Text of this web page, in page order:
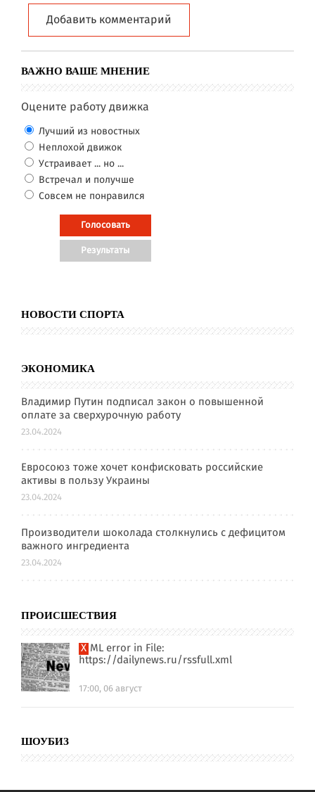
Добавить комментарий
ВАЖНО ВАШЕ МНЕНИЕ
Оцените работу движка
Лучший из новостных
Неплохой движок
Устраивает ... но ...
Встречал и получше
Совсем не понравился
НОВОСТИ СПОРТА
ЭКОНОМИКА
Владимир Путин подписал закон о повышенной
оплате за сверхурочную работу
23.04.2024
Евросоюз тоже хочет конфисковать российские
активы в пользу Украины
23.04.2024
Производители шоколада столкнулись с дефицитом
важного ингредиента
23.04.2024
ПРОИСШЕСТВИЯ
XML error in File:
https://dailynews.ru/rssfull.xml
17:00, 06 август
ШОУБИЗ